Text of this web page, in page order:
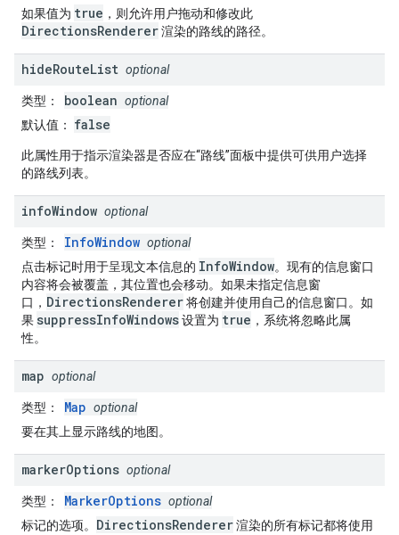
如果值为 true ，则允许用户拖动和修改此
DirectionsRenderer渲染的路线的路径。
hideRouteList optional
类型 ： boolean optional
默认值 ： false
此属性用于指示渲染器是否应在“路线”面板中提供可供用户选择
的路线列表。
infoWindow optional
类型 ： InfoWindow optional
点击标记时用于呈现文本信息的 InfoWindow。现有的信息窗口
内容将会被覆盖，其位置也会移动。如果未指定信息窗
口， DirectionsRenderer将创建并使用自己的信息窗口。如
果 suppressInfoWindows设置为 true ，系统将忽略此属
性。
map optional
类型 ： Map optional
要在其上显示路线的地图。
markerOptions optional
类型 ： MarkerOptions optional
标记的选项。 DirectionsRenderer渲染的所有标记都将使用